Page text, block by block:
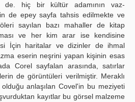
hiç bir kültür adamının vaz-
de epey sayfa tahsis edilmekte ve
sayılan bazı mahaller de kitap
ve her kim arar ise kendisine
İçin haritalar ve dizinler de ihmal
eserin neşrini yapan kişinin esas
Corel sayfalan arasında, satırlar
de görüntüleri verilmiştir. Meraklı
olduğu anlaşılan Covel'in bu meziyeti
kayıtlar bu görsel malzeme